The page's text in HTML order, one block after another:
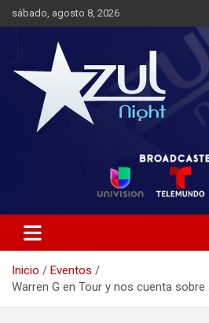
Saltar
al
sábado, agosto 8, 2026
Azul Night TV
Inicio
Eventos
Warren G en Tour y nos cuenta sobre